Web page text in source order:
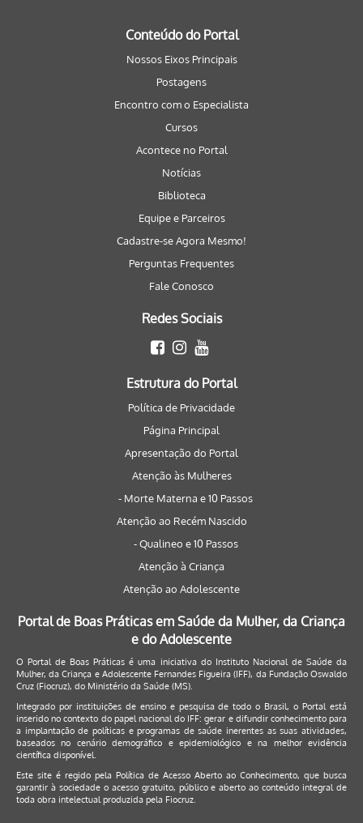
Conteúdo do Portal
Nossos Eixos Principais
Postagens
Encontro com o Especialista
Cursos
Acontece no Portal
Notícias
Biblioteca
Equipe e Parceiros
Cadastre-se Agora Mesmo!
Perguntas Frequentes
Fale Conosco
Redes Sociais
Estrutura do Portal
Política de Privacidade
Página Principal
Apresentação do Portal
Atenção às Mulheres
- Morte Materna e 10 Passos
Atenção ao Recém Nascido
- Qualineo e 10 Passos
Atenção à Criança
Atenção ao Adolescente
Portal de Boas Práticas em Saúde da Mulher, da Criança
e do Adolescente
O Portal de Boas Práticas é uma iniciativa do Instituto Nacional de Saúde da
Mulher, da Criança e Adolescente Fernandes Figueira (IFF), da Fundação Oswaldo
Cruz (Fiocruz), do Ministério da Saúde (MS).
Integrado por instituições de ensino e pesquisa de todo o Brasil, o Portal está
inserido no contexto do papel nacional do IFF: gerar e difundir conhecimento para
a implantação de políticas e programas de saúde inerentes as suas atividades,
baseados no cenário demográfico e epidemiológico e na melhor evidência
científica disponível.
Este site é regido pela Política de Acesso Aberto ao Conhecimento, que busca
garantir à sociedade o acesso gratuito, público e aberto ao conteúdo integral de
toda obra intelectual produzida pela Fiocruz.